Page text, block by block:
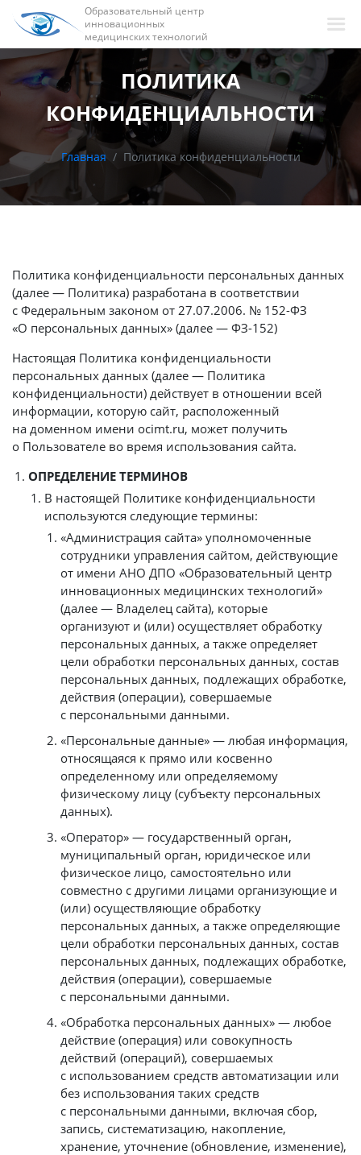
Образовательный центр
инновационных
медицинских технологий
ПОЛИТИКА
КОНФИДЕНЦИАЛЬНОСТИ
Главная Политика конфиденциальности
Политика конфиденциальности персональных данных
(далее — Политика) разработана в соответствии
с Федеральным законом от 27.07.2006. № 152-ФЗ
«О персональных данных» (далее — ФЗ-152)
Настоящая Политика конфиденциальности
персональных данных (далее — Политика
конфиденциальности) действует в отношении всей
информации, которую сайт, расположенный
на доменном имени ocimt.ru, может получить
о Пользователе во время использования сайта.
ОПРЕДЕЛЕНИЕ ТЕРМИНОВ
В настоящей Политике конфиденциальности
используются следующие термины:
«Администрация сайта» уполномоченные
сотрудники управления сайтом, действующие
от имени АНО ДПО «Образовательный центр
инновационных медицинских технологий»
(далее — Владелец сайта), которые
организуют и (или) осуществляет обработку
персональных данных, а также определяет
цели обработки персональных данных, состав
персональных данных, подлежащих обработке,
действия (операции), совершаемые
с персональными данными.
«Персональные данные» — любая информация,
относящаяся к прямо или косвенно
определенному или определяемому
физическому лицу (субъекту персональных
данных).
«Оператор» — государственный орган,
муниципальный орган, юридическое или
физическое лицо, самостоятельно или
совместно с другими лицами организующие и
(или) осуществляющие обработку
персональных данных, а также определяющие
цели обработки персональных данных, состав
персональных данных, подлежащих обработке,
действия (операции), совершаемые
с персональными данными.
«Обработка персональных данных» — любое
действие (операция) или совокупность
действий (операций), совершаемых
с использованием средств автоматизации или
без использования таких средств
с персональными данными, включая сбор,
запись, систематизацию, накопление,
хранение, уточнение (обновление, изменение),